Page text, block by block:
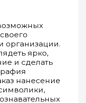
организации.
ярко,
и сделать
нанесение